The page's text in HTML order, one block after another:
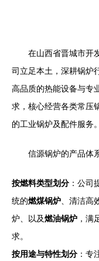
在山西省晋城市开
司立足本土，深耕锅炉
高品质的热能设备与专
求，核心经营各类常压
的工业锅炉及配件服务。
信源锅炉的产品体
按燃料类型划分 ：公司
统的燃煤锅炉 、清洁高
炉、以及燃油锅炉 ，满
求。
按用途与特性划分 ：专